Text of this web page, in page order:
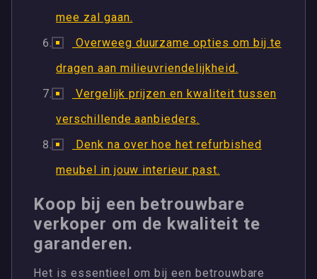
mee zal gaan.
Overweeg duurzame opties om bij te
dragen aan milieuvriendelijkheid.
Vergelijk prijzen en kwaliteit tussen
verschillende aanbieders.
Denk na over hoe het refurbished
meubel in jouw interieur past.
Koop bij een betrouwbare
verkoper om de kwaliteit te
garanderen.
Het is essentieel om bij een betrouwbare